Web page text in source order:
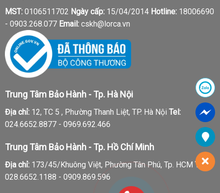
MST:0106511702 Ngày cấp:15/04/2014 Hotline:18006690
- 0903.268.077 Email:cskh@lorca.vn
Trung Tâm Bảo Hành - Tp. Hà Nội
Địa chỉ:12, TC 5 , Phường Thanh Liệt, TP. Hà Nội Tel:
024.6652.8877 - 0969.692.466
Trung Tâm Bảo Hành - Tp. Hồ Chí Minh
Địa chỉ:173/45/Khuông Việt, Phường Tân Phú, Tp. HCM Tel:
028.6652.1188 - 0909.869.596